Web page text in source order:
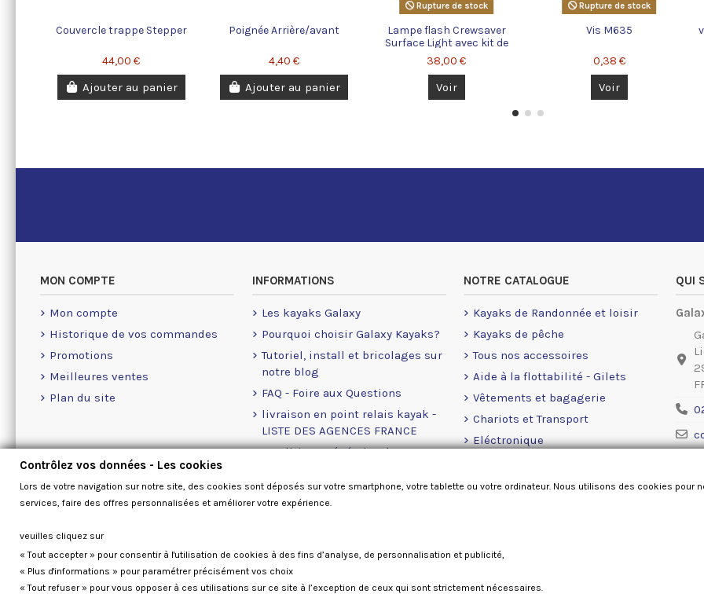
Couvercle trappe Stepper
44,00 €
Ajouter au panier
Poignée Arrière/avant
4,40 €
Ajouter au panier
Rupture de stock
Lampe flash Crewsaver
Surface Light avec kit de
fixation
38,00 €
Voir
Rupture de stock
Vis M635
0,38 €
Voir
MON COMPTE
Mon compte
Historique de vos commandes
Promotions
Meilleures ventes
Plan du site
INFORMATIONS
Les kayaks Galaxy
Pourquoi choisir Galaxy Kayaks?
Tutoriel, install et bricolages sur
notre blog
FAQ - Foire aux Questions
livraison en point relais kayak -
LISTE DES AGENCES FRANCE
Conditions générales de ventes
Nous contacter
NOTRE CATALOGUE
Kayaks de Randonnée et loisir
Kayaks de pêche
Tous nos accessoires
Aide à la flottabilité - Gilets
Vêtements et bagagerie
Chariots et Transport
Eléctronique
Accastillage Railblaza
QUI
Contrôlez vos données - Les cookies
Lors de votre navigation sur notre site, des cookies sont déposés sur votre smartphone, votre tablette ou votre ordinateur. Nous utilisons des cookies pour
services, faire des offres personnalisées et améliorer votre expérience.
veuilles cliquez sur
« Tout accepter » pour consentir à l'utilisation de cookies à des fins d’analyse, de personnalisation et publicité,
« Plus d'informations » pour paramétrer précisément vos choix
« Tout refuser » pour vous opposer à ces utilisations sur ce site à l’exception de ceux qui sont strictement nécessaires.